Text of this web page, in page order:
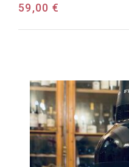
59,00€